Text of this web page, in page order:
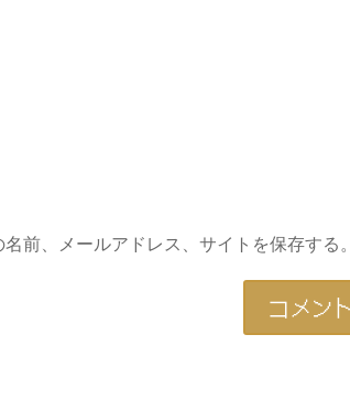
前、メールアドレス、サイトを保存する。